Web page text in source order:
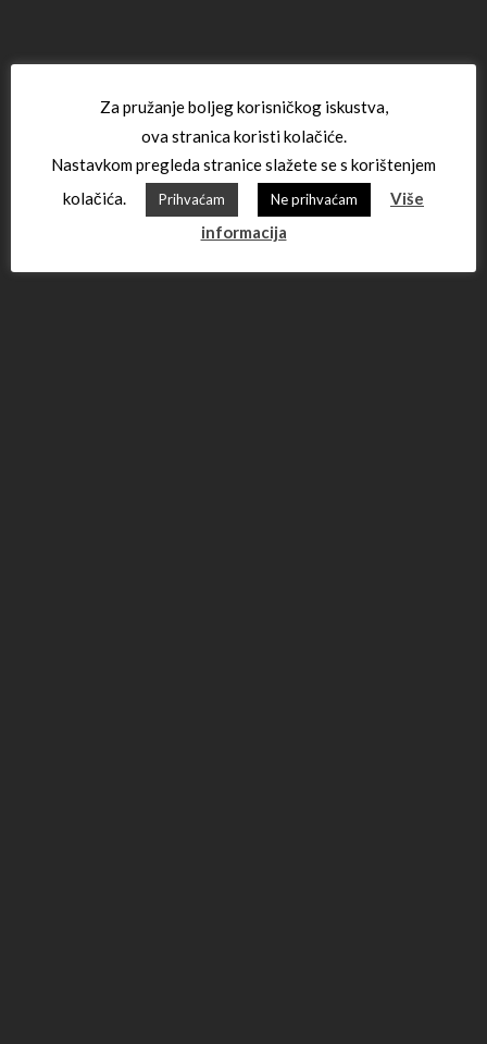
Za pružanje boljeg korisničkog iskustva,
ova stranica koristi kolačiće.
Nastavkom pregleda stranice slažete se s korištenjem
kolačića.
Prihvaćam Ne prihvaćam
Više
informacija